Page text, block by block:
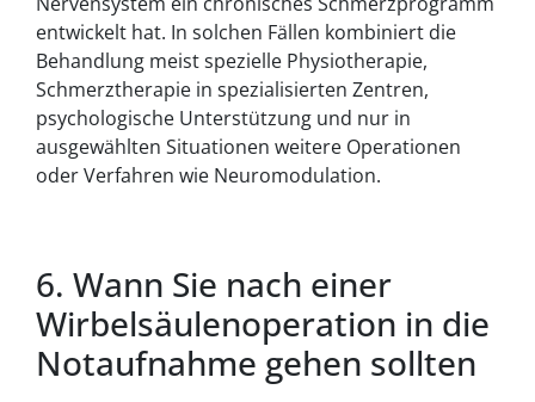
entwickelt hat. In solchen Fällen kombiniert die
Behandlung meist spezielle Physiotherapie,
Schmerztherapie in spezialisierten Zentren,
psychologische Unterstützung und nur in
ausgewählten Situationen weitere Operationen
oder Verfahren wie Neuromodulation.
6. Wann Sie nach einer
Wirbelsäulenoperation in die
Notaufnahme gehen sollten